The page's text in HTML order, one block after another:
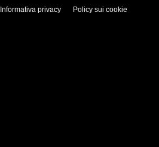
Informativa privacy Policy sui cookie